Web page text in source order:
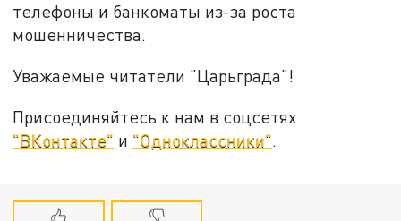
телефоны и банкоматы из-за роста
мошенничества.
Уважаемые читатели "Царьграда"!
Присоединяйтесь к нам в соцсетях
"ВКонтакте" и "Одноклассники".